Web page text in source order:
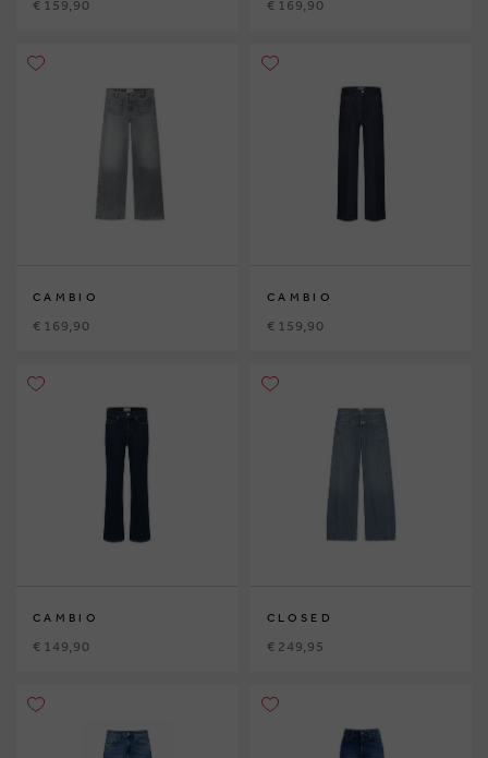
€ 159,90 € 169,90
CAMBIO
€ 169,90
CAMBIO
€ 159,90
CAMBIO
€ 149,90
CLOSED
€ 249,95